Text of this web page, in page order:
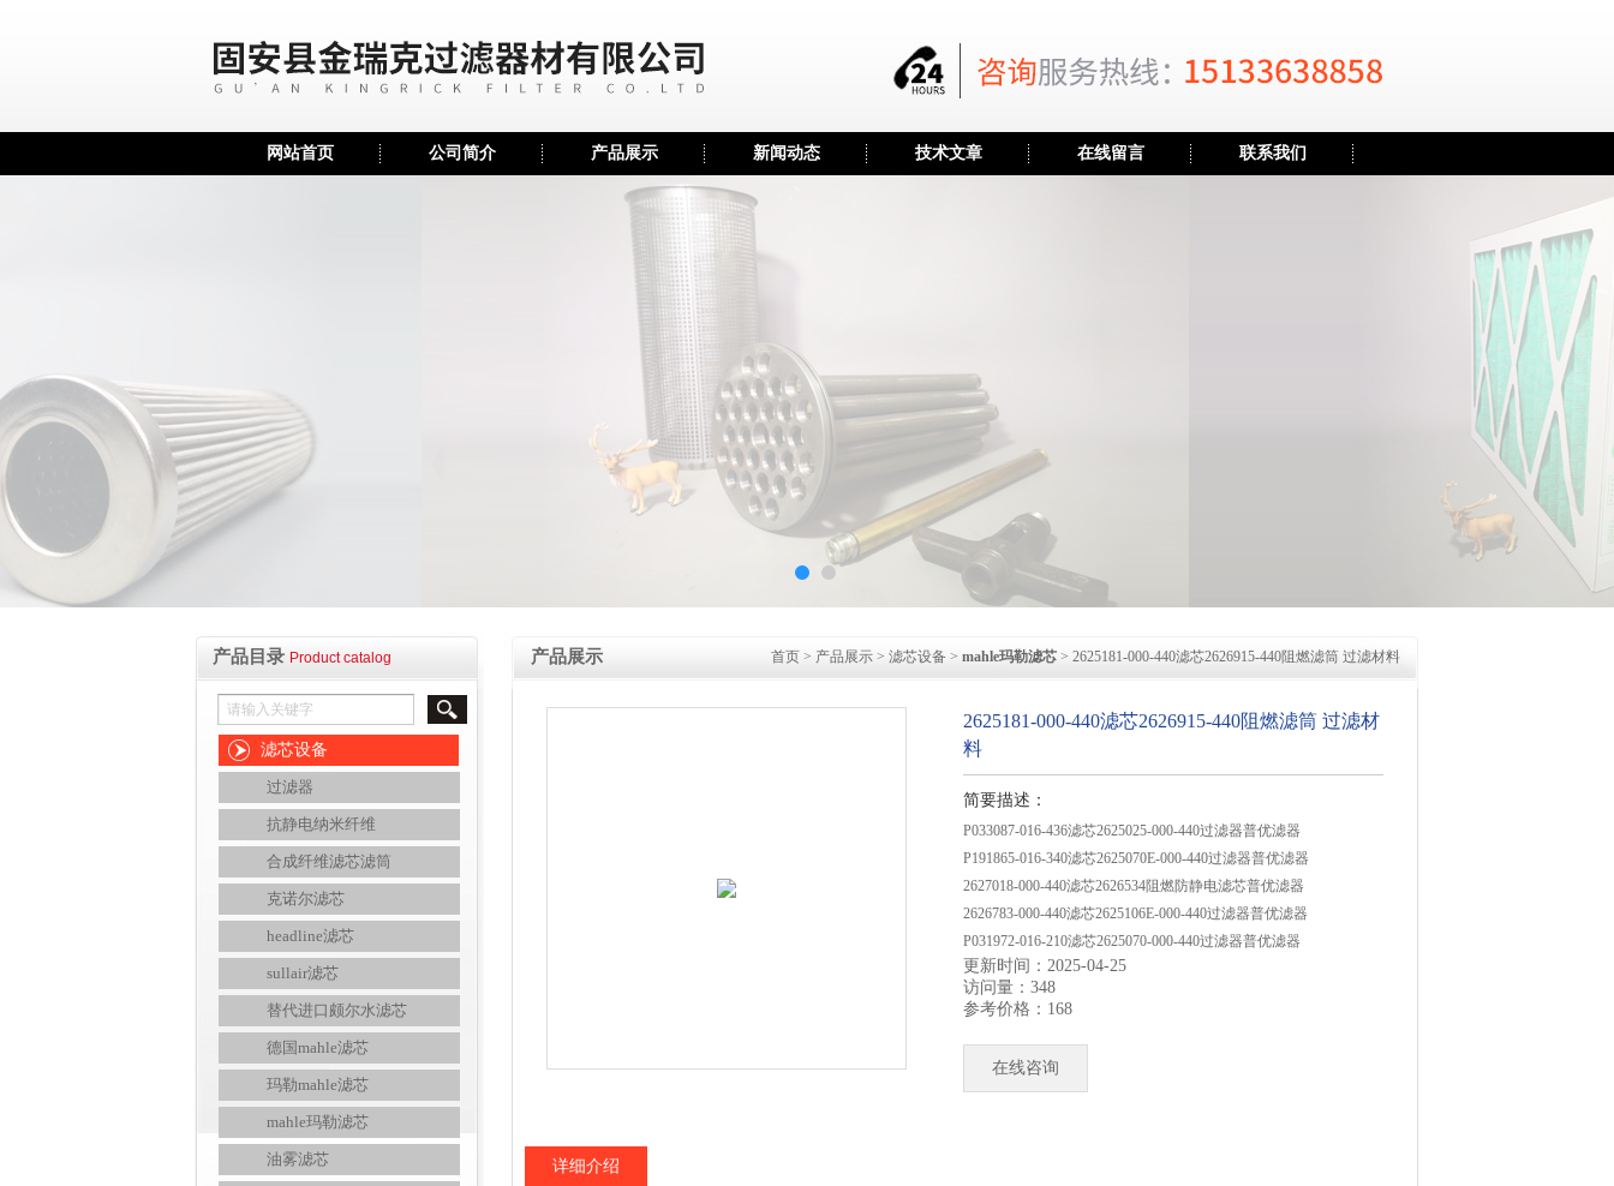
网站首页 公司简介 产品展示 新闻动态 技术文章 在线留言 联系我们
产品目录 Product catalog
滤芯设备
过滤器
抗静电纳米纤维
合成纤维滤芯滤筒
克诺尔滤芯
headline滤芯
sullair滤芯
替代进口颇尔水滤芯
德国mahle滤芯
玛勒mahle滤芯
mahle玛勒滤芯
油雾滤芯
产品展示 首页 > 产品展示 > 滤芯设备 > mahle玛勒滤芯 > 2625181-000-440滤芯2626915-440阻燃滤筒 过滤材料
2625181-000-440滤芯2626915-440阻燃滤筒 过滤材
料
简要描述：
P033087-016-436滤芯2625025-000-440过滤器普优滤器
P191865-016-340滤芯2625070E-000-440过滤器普优滤器
2627018-000-440滤芯2626534阻燃防静电滤芯普优滤器
2626783-000-440滤芯2625106E-000-440过滤器普优滤器
P031972-016-210滤芯2625070-000-440过滤器普优滤器
更新时间：2025-04-25
访问量：348
参考价格：168
在线咨询
详细介绍